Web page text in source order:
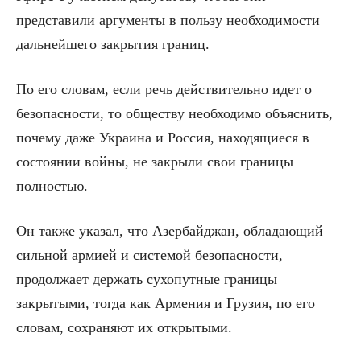
представили аргументы в пользу необходимости
дальнейшего закрытия границ.
По его словам, если речь действительно идет о
безопасности, то обществу необходимо объяснить,
почему даже Украина и Россия, находящиеся в
состоянии войны, не закрыли свои границы
полностью.
Он также указал, что Азербайджан, обладающий
сильной армией и системой безопасности,
продолжает держать сухопутные границы
закрытыми, тогда как Армения и Грузия, по его
словам, сохраняют их открытыми.